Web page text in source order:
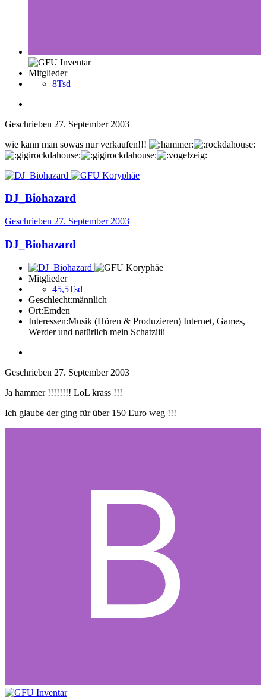
Mitglieder
8Tsd
Geschrieben 27. September 2003
wie kann man sowas nur verkaufen!!!
DJ_Biohazard
Geschrieben 27. September 2003
DJ_Biohazard
Mitglieder
45,5Tsd
Geschlecht:männlich
Ort:Emden
Interessen:Musik (Hören & Produzieren) Internet, Games,
Werder und natürlich mein Schatziiii
Geschrieben 27. September 2003
Ja hammer !!!!!!!! LoL krass !!!
Ich glaube der ging für über 150 Euro weg !!!